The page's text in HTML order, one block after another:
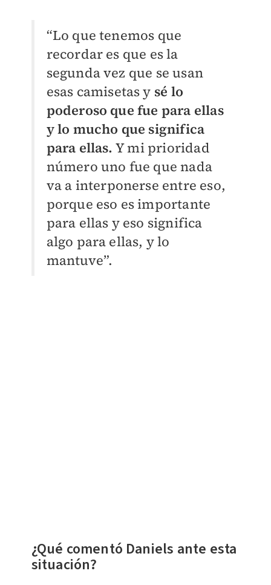
“Lo que tenemos que
recordar es que es la
segunda vez que se usan
esas camisetas y sé lo
poderoso que fue para ellas
y lo mucho que significa
para ellas. Y mi prioridad
número uno fue que nada
va a interponerse entre eso,
porque eso es importante
para ellas y eso significa
algo para ellas, y lo
mantuve”.
¿Qué comentó Daniels ante esta
situación?